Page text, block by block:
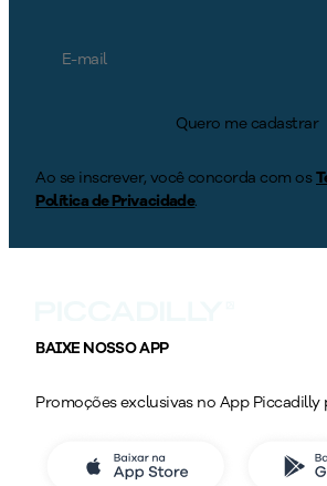
Quero me cadastrar
Ao se inscrever, você concorda com os
Política de Privacidade.
BAIXE NOSSO APP
Promoções exclusivas no App Piccadilly